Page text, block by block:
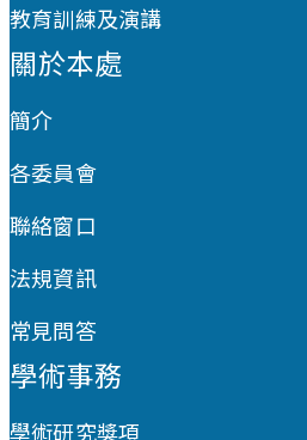
教育訓練及演講
關於本處
簡介
各委員會
聯絡窗口
法規資訊
常見問答
學術事務
學術研究獎項